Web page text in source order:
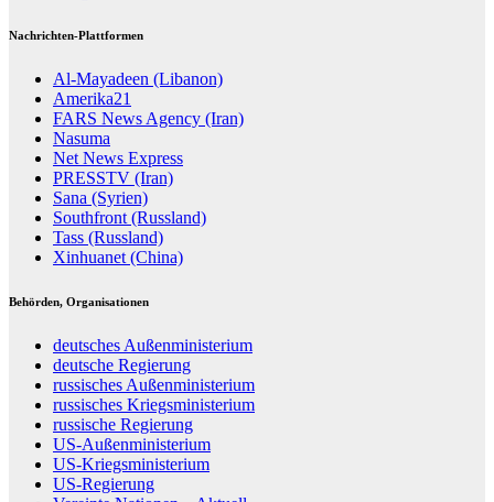
Nachrichten-Plattformen
Al-Mayadeen (Libanon)
Amerika21
FARS News Agency (Iran)
Nasuma
Net News Express
PRESSTV (Iran)
Sana (Syrien)
Southfront (Russland)
Tass (Russland)
Xinhuanet (China)
Behörden, Organisationen
deutsches Außenministerium
deutsche Regierung
russisches Außenministerium
russisches Kriegsministerium
russische Regierung
US-Außenministerium
US-Kriegsministerium
US-Regierung